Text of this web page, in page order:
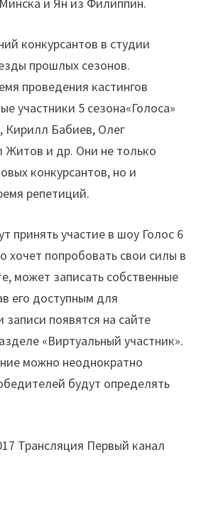
конкурсантов в студии
прошлых сезонов.
проведения кастингов
участники 5 сезона«Голоса»
Кирилл Бабиев, Олег
Житов и др. Они не только
конкурсантов, но и
репетиций.
принять участие в шоу Голос 6
хочет попробовать свои силы в
может записать собственные
его доступным для
записи появятся на сайте
«Виртуальный участник».
можно неоднократно
будут определять
Трансляция Первый канал